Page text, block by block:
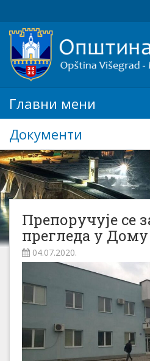
Главни мени
Документи
Препоручује се
прегледа у
04.07.2020.